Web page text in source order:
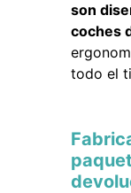
son
coches
todo el